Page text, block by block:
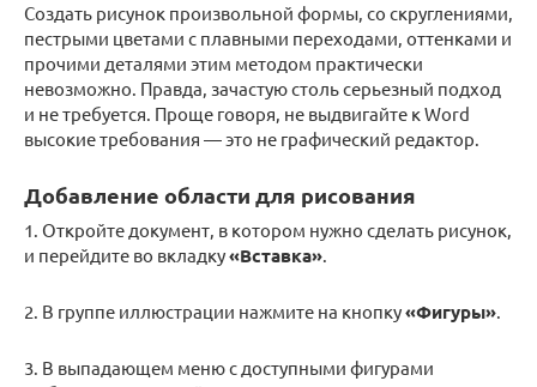
Создать рисунок произвольной формы, со скруглениями,
пестрыми цветами с плавными переходами, оттенками и
прочими деталями этим методом практически
невозможно. Правда, зачастую столь серьезный подход
и не требуется. Проще говоря, не выдвигайте к Word
высокие требования — это не графический редактор.
Добавление области для рисования
1. Откройте документ, в котором нужно сделать рисунок,
и перейдите во вкладку«Вставка».
2. В группе иллюстрации нажмите на кнопку«Фигуры».
3. В выпадающем меню с доступными фигурами